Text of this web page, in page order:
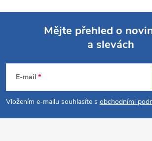
p
a
Mějte přehled o
a slevách
E-mail
Vložením e-mailu souhlasíte s obchodními